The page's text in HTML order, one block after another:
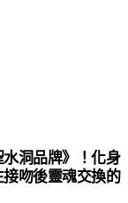
洞品牌》！化身
吻後靈魂交換的